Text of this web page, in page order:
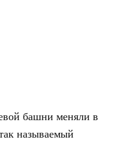
башни меняли в
называемый